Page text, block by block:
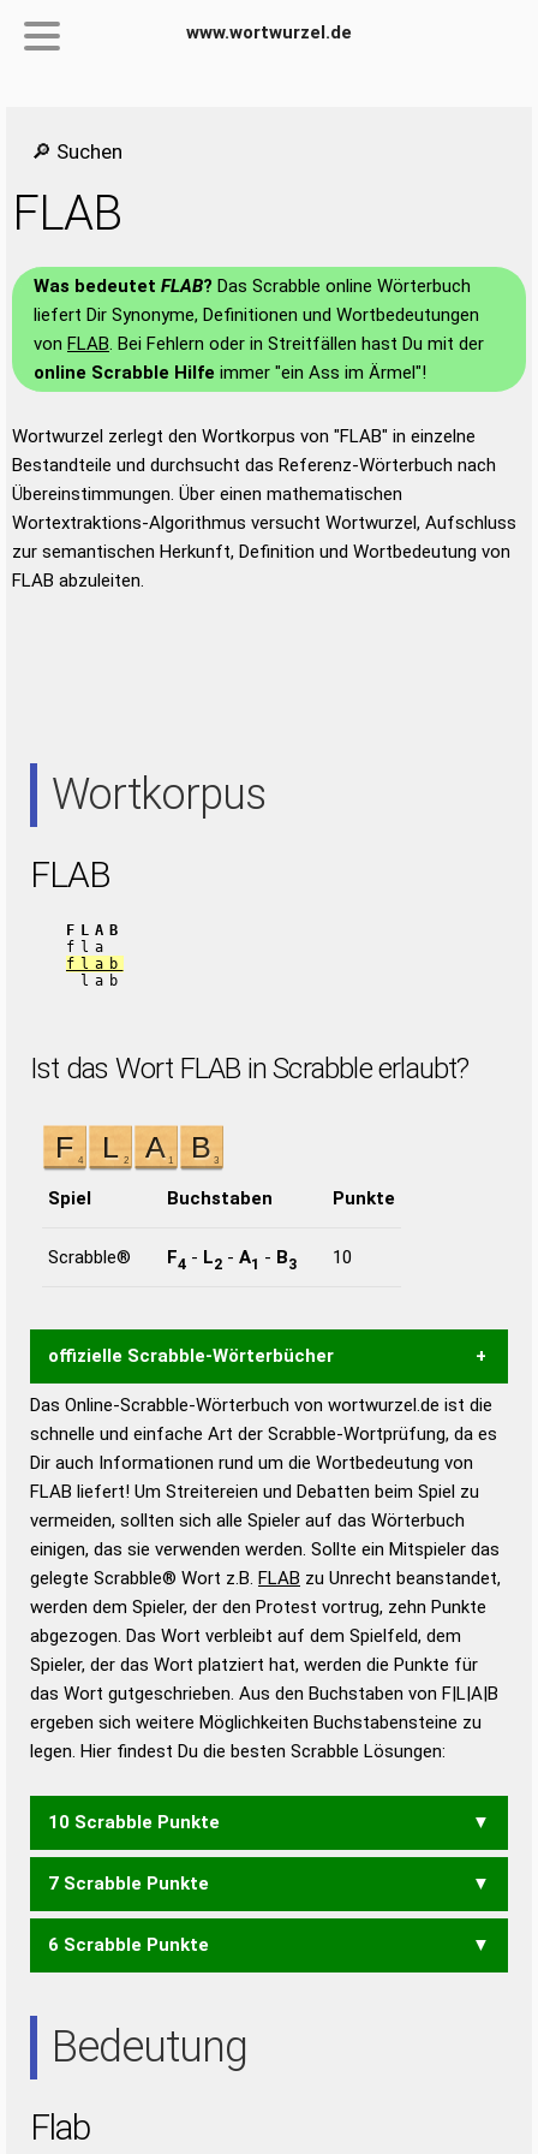
www.wortwurzel.de
🔎 Suchen
FLAB
Was bedeutet FLAB? Das Scrabble online Wörterbuch
liefert Dir Synonyme, Definitionen und Wortbedeutungen
von FLAB. Bei Fehlern oder in Streitfällen hast Du mit der
online Scrabble Hilfe immer "ein Ass im Ärmel"!
Wortwurzel zerlegt den Wortkorpus von "FLAB" in einzelne
Bestandteile und durchsucht das Referenz-Wörterbuch nach
Übereinstimmungen. Über einen mathematischen
Wortextraktions-Algorithmus versucht Wortwurzel, Aufschluss
zur semantischen Herkunft, Definition und Wortbedeutung von
FLAB abzuleiten.
Wortkorpus
FLAB
FLAB
fla
flab
lab
Ist das Wort FLAB in Scrabble erlaubt?
Spiel Buchstaben Punkte
Scrabble® F4 - L2 - A1 - B3 10
offizielle Scrabble-Wörterbücher
Wortwurzel liefert mit Hilfe eines semantischen
Wortanalyse-Algorithmus gute Anhaltspunkte zu
Wortbedeutung, Worttrennung und Wortform, um die
Gültigkeit eines Wortes für das Scrabble-Spiel zu
bestimmen!
zugelassene Turnier Scrabble-
Wörterbücher sind:
Duden – Standardwerk in 12 Bänden
Duden – Richtiges und gutes
Deutsch
Duden – Die deutsche Grammatik
Duden – Deutsches
Universalwörterbuch
Das Online-Scrabble-Wörterbuch von wortwurzel.de ist die
schnelle und einfache Art der Scrabble-Wortprüfung, da es
Dir auch Informationen rund um die Wortbedeutung von
FLAB liefert! Um Streitereien und Debatten beim Spiel zu
vermeiden, sollten sich alle Spieler auf das Wörterbuch
einigen, das sie verwenden werden. Sollte ein Mitspieler das
gelegte Scrabble® Wort z.B. FLAB zu Unrecht beanstandet,
werden dem Spieler, der den Protest vortrug, zehn Punkte
abgezogen. Das Wort verbleibt auf dem Spielfeld, dem
Spieler, der das Wort platziert hat, werden die Punkte für
das Wort gutgeschrieben. Aus den Buchstaben von F|L|A|B
ergeben sich weitere Möglichkeiten Buchstabensteine zu
legen. Hier findest Du die besten Scrabble Lösungen:
10 Scrabble Punkte
FALB
7 Scrabble Punkte
ALF
6 Scrabble Punkte
Bedeutung
Flab